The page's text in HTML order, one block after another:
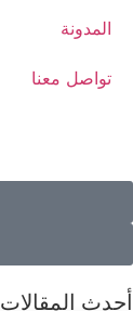
المدونة
تواصل معنا
أحدث المقالات